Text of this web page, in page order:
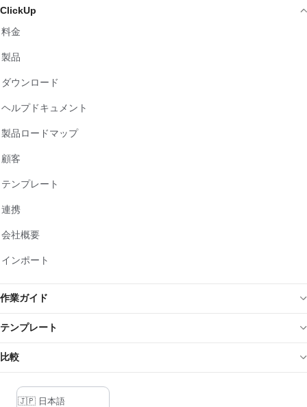
ClickUp
料金
製品
ダウンロード
ヘルプドキュメント
製品ロードマップ
顧客
テンプレート
連携
会社概要
インポート
作業ガイド
テンプレート
比較